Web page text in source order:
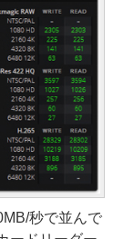
秒で並んで